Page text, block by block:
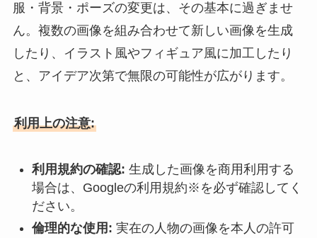
服・背景・ポーズの変更は、その基本に過ぎませ
ん。複数の画像を組み合わせて新しい画像を生成
したり、イラスト風やフィギュア風に加工したり
と、アイデア次第で無限の可能性が広がります。
利用上の注意:
利用規約の確認: 生成した画像を商用利用する
場合は、Googleの利用規約※を必ず確認してく
ださい。
倫理的な使用: 実在の人物の画像を本人の許可